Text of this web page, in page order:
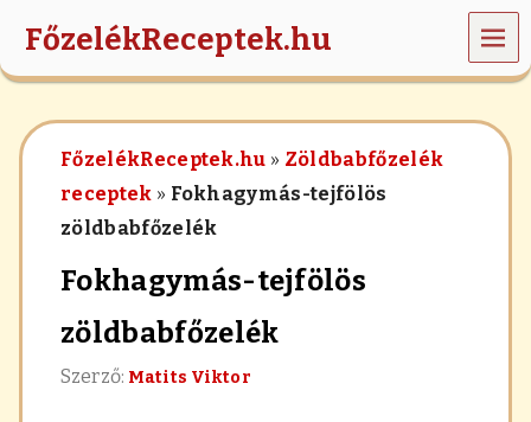
FőzelékReceptek.hu
l
MEN
Ü
FőzelékReceptek.hu » Zöldbabfőzelék
receptek » Fokhagymás-tejfölös
zöldbabfőzelék
Fokhagymás-tejfölös
zöldbabfőzelék
Szerző: Matits Viktor